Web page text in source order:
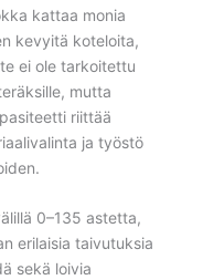
kattaa monia
kevyitä koteloita,
ei ole tarkoitettu
mutta
riittää
ja työstö
0–135 astetta,
erilaisia taivutuksia
sekä loivia